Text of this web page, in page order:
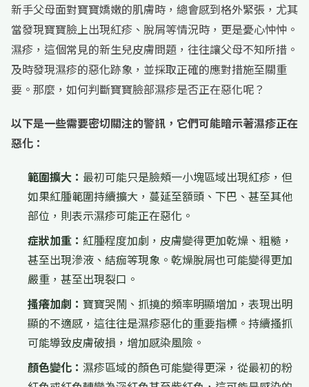
新手父母面對寶寶嬌嫩的肌膚時，總會感到格外緊張，尤其
當發現寶寶臉上出現紅疹、脫屑等情況時，更是憂心忡忡。
濕疹，這個常見的新生兒皮膚問題，往往讓父母不知所措。
及時發現濕疹的惡化跡象，並採取正確的應對措施至關重
要。那麼，如何判斷寶寶臉部濕疹是否正在惡化呢？
以下是一些需要密切關注的警訊，它們可能暗示著濕疹正在
惡化：
範圍擴大： 最初可能只是臉頰一小塊區域出現紅疹，但
如果紅腫範圍持續擴大，蔓延至額頭、下巴、甚至其他
部位，則表示濕疹可能正在惡化。
症狀加重： 紅腫程度加劇，皮膚變得更加乾燥、粗糙，
甚至出現滲液、結痂等現象。乾燥脫屑也可能變得更加
嚴重，甚至出現裂口。
搔癢加劇： 寶寶哭鬧、抓撓的頻率明顯增加，表現出明
顯的不適感，這往往是濕疹惡化的重要指標。持續搔抓
可能導致皮膚破損，增加感染風險。
顏色變化： 濕疹區域的顏色可能變得更深，從最初的粉